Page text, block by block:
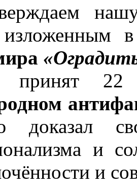
изложенным
принят
доказал
и
и